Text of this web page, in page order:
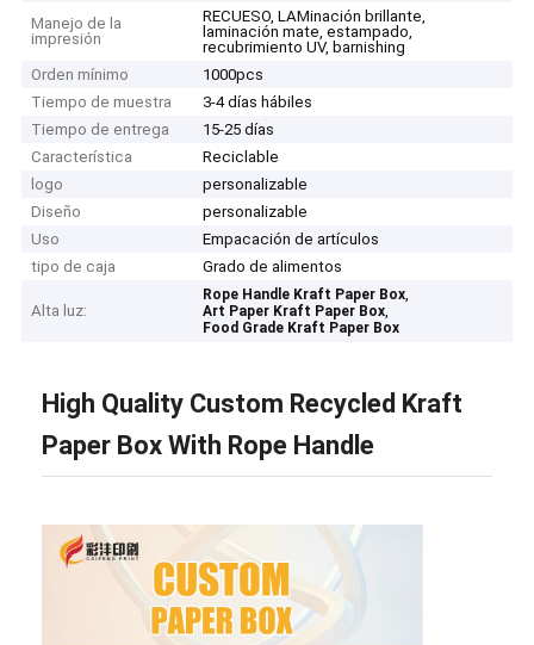
Manejo de la
impresión
RECUESO, LAMinación brillante,
laminación mate, estampado,
recubrimiento UV, barnishing
Orden mínimo
1000pcs
Tiempo de muestra
3-4 días hábiles
Tiempo de entrega
15-25 días
Característica
Reciclable
logo
personalizable
Diseño
personalizable
Uso
Empacación de artículos
tipo de caja
Grado de alimentos
Alta luz:
Rope Handle Kraft Paper Box,
Art Paper Kraft Paper Box,
Food Grade Kraft Paper Box
High Quality Custom Recycled Kraft
Paper Box With Rope Handle